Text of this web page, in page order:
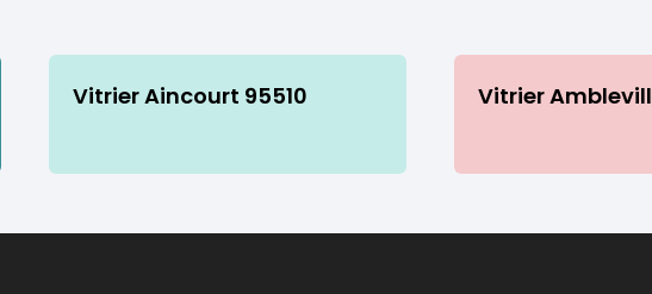
Vitrier Aincourt 95510 Vitrier